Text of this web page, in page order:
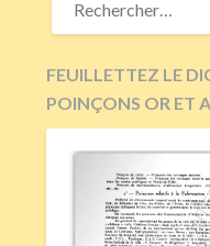
FEUILLETTEZ LE
POINÇONS OR ET